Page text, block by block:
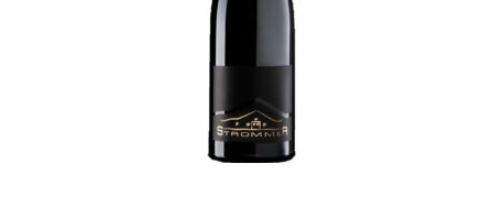
IN DEN WARENKORB